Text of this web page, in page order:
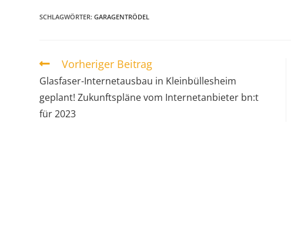
SCHLAGWÖRTER:GARAGENTRÖDEL
Vorheriger Beitrag
Glasfaser-Internetausbau in Kleinbüllesheim
geplant! Zukunftspläne vom Internetanbieter bn:t
für 2023